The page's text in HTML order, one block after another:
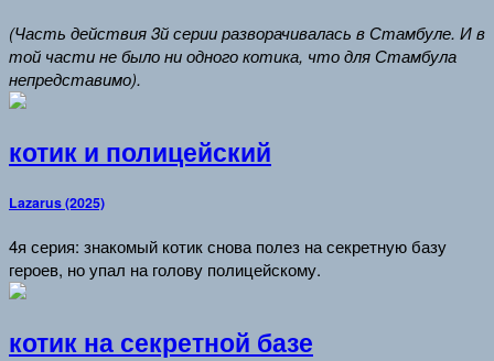
(Часть действия 3й серии разворачивалась в Стамбуле. И в
той части не было ни одного котика, что для Стамбула
непредставимо).
котик и полицейский
Lazarus (2025)
4я серия: знакомый котик снова полез на секретную базу
героев, но упал на голову полицейскому.
котик на секретной базе